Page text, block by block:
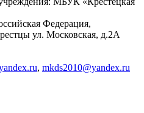
Федерация,
ул. Московская, д.2А
, mkds2010@yandex.ru